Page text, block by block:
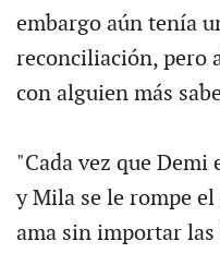
embargo aún tenía
reconciliación, pero
con alguien más
"Cada vez que Demi
y Mila se le rompe
ama sin importar